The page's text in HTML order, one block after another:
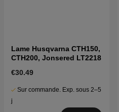
Lame Husqvarna CTH150,
CTH200, Jonsered LT2218
€30.49
Sur commande. Exp. sous 2–5
j